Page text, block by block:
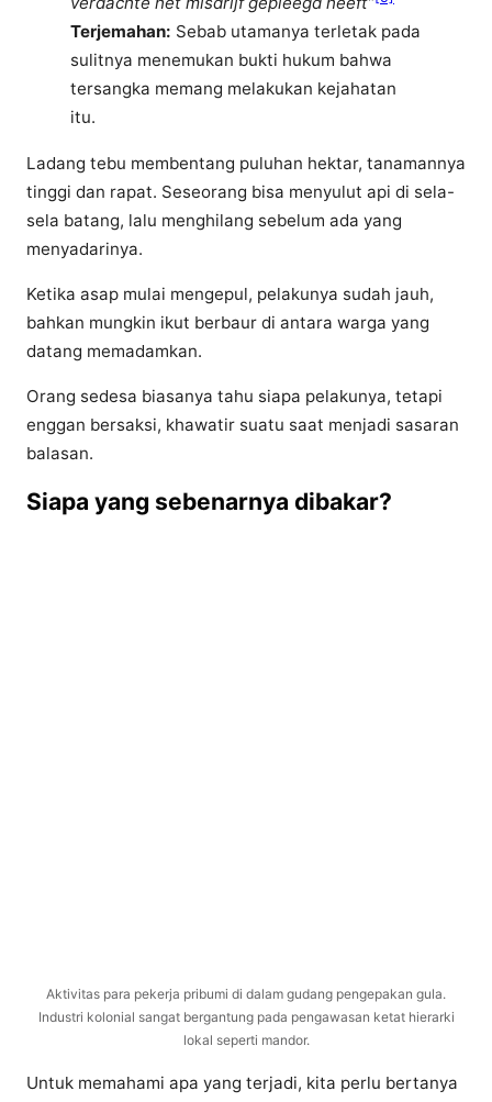
Terjemahan: Sebab utamanya terletak pada
sulitnya menemukan bukti hukum bahwa
tersangka memang melakukan kejahatan
itu.
Ladang tebu membentang puluhan hektar, tanamannya
tinggi dan rapat. Seseorang bisa menyulut api di sela-
sela batang, lalu menghilang sebelum ada yang
menyadarinya.
Ketika asap mulai mengepul, pelakunya sudah jauh,
bahkan mungkin ikut berbaur di antara warga yang
datang memadamkan.
Orang sedesa biasanya tahu siapa pelakunya, tetapi
enggan bersaksi, khawatir suatu saat menjadi sasaran
balasan.
Siapa yang sebenarnya dibakar?
Aktivitas para pekerja pribumi di dalam gudang pengepakan gula.
Industri kolonial sangat bergantung pada pengawasan ketat hierarki
lokal seperti mandor.
Untuk memahami apa yang terjadi, kita perlu bertanya